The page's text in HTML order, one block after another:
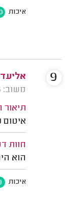
איכות
אליעד
משוב: 07/06/2026
תיאור
איטום
חוות
הוא
איכות
9